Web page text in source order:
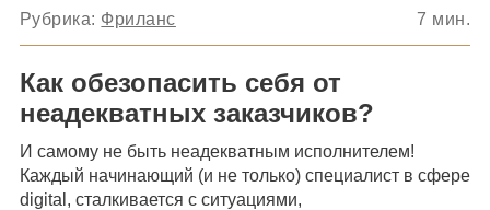
Рубрика: Фриланс 7 мин.
Как обезопасить себя от
неадекватных заказчиков?
И самому не быть неадекватным исполнителем!
Каждый начинающий (и не только) специалист в сфере
digital, сталкивается с ситуациями,